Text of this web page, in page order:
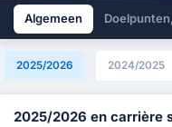
Algemeen
2025/2026 2024/2025
2025/2026 en carrière